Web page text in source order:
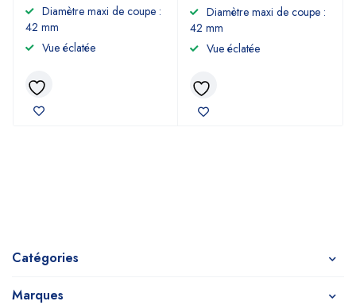
Catégories
Marques
Diamètre maxi de coupe :
42 mm
Vue éclatée
Diamètre maxi de coupe :
42 mm
Vue éclatée